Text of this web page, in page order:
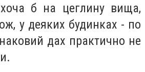
б на цеглину вища,
у деяких будинках - по
дах практично не